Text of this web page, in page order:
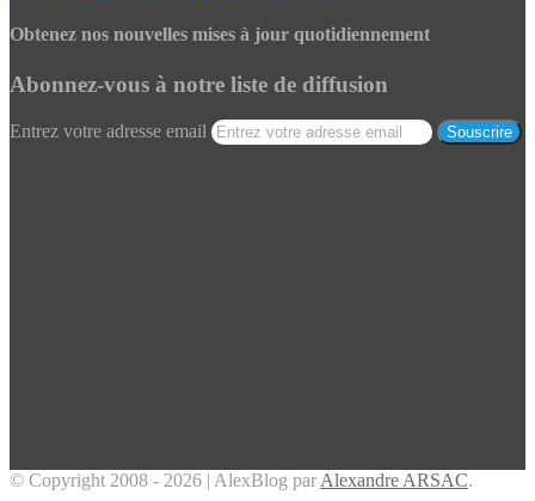
Obtenez nos nouvelles mises à jour quotidiennement
Abonnez-vous à notre liste de diffusion
Entrez votre adresse email
© Copyright 2008 - 2026 | AlexBlog par Alexandre ARSAC.